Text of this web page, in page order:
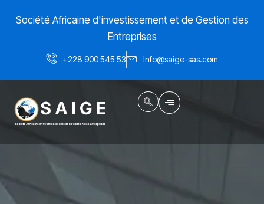
Société Africaine d'investissement et de Gestion des
Entreprises
+228 900 545 53 Info@saige-sas.com